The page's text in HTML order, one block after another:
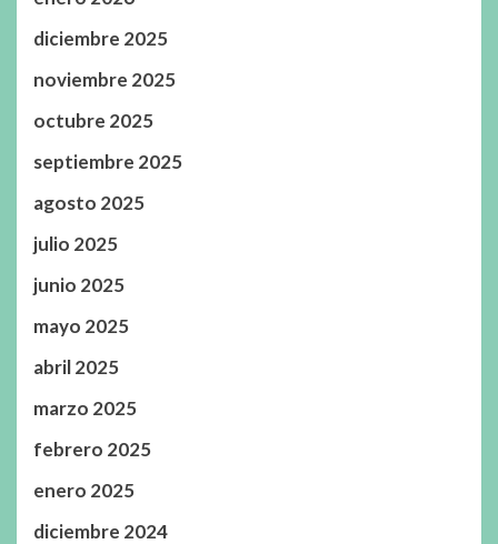
diciembre 2025
noviembre 2025
octubre 2025
septiembre 2025
agosto 2025
julio 2025
junio 2025
mayo 2025
abril 2025
marzo 2025
febrero 2025
enero 2025
diciembre 2024